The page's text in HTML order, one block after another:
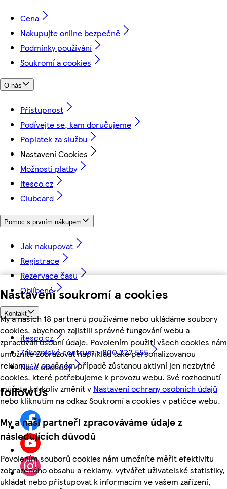
Nastavení soukromí a cookies
My a našich 18 partnerů používáme nebo ukládáme soubory
cookies, abychom zajistili správné fungování webu a
zpracovali osobní údaje. Povolením použití všech cookies nám
umožníte zobrazovat například také personalizovanou
reklamu. V opačném případě zůstanou aktivní jen nezbytné
cookies, které potřebujeme k provozu webu. Své rozhodnutí
můžete kdykoliv změnit v Nastavení ochrany osobních údajů
nebo kliknutím na odkaz Soukromí a cookies v patičce webu.
My a naši partneři zpracováváme údaje z
následujících důvodů
Povolením souborů cookies nám umožníte měřit efektivitu
zobrazeného obsahu a reklamy, vytvářet uživatelské statistiky,
ukládat nebo přistupovat k informacím ve vašem zařízení,
Cena
Nakupujte online bezpečně
Podmínky používání
Soukromí a cookies
O nás
Přístupnost
Podívejte se, kam doručujeme
Poplatek za službu
Nastavení Cookies
Možnosti platby
itesco.cz
Clubcard
Pomoc s prvním nákupem
Jak nakupovat
Registrace
Rezervace času
Oblíbené
Kontakt
itesco.cz
Zákaznické centrum - 800 222 555
Naše obchody
followUs